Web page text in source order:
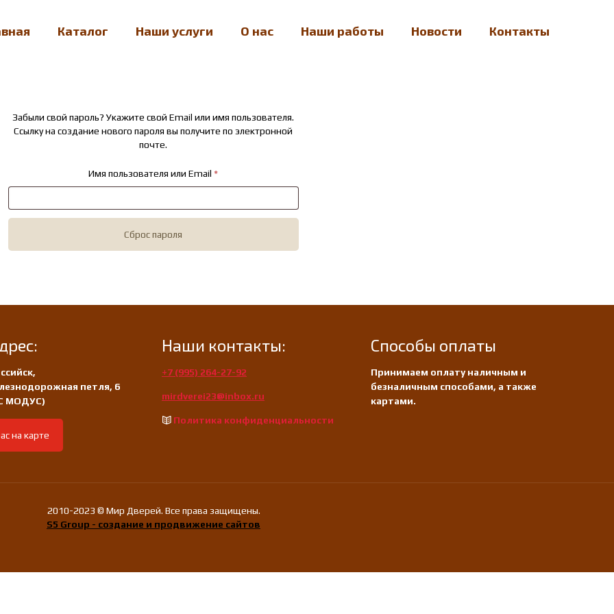
Каталог Наши услуги О нас Наши работы Новости Контакты
Забыли свой пароль? Укажите свой Email или имя пользователя.
Ссылку на создание нового пароля вы получите по электронной
почте.
Имя пользователя или Email *Обязательно
Сброс пароля
петля, 6
МОДУС)
на карте
Наши контакты:
+7 (995) 264-27-92
mirdverei23@inbox.ru
Политика конфиденциальности
Способы оплаты
Принимаем оплату наличным и
безналичным способами, а также
картами.
2010-2023 © Мир Дверей. Все права защищены.
S5 Group - создание и продвижение сайтов